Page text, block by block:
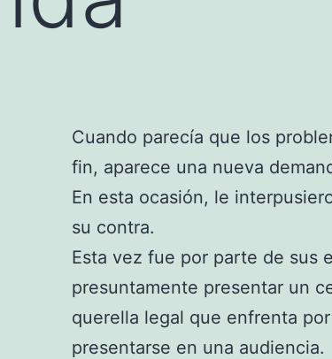
Cuando parecía que los
fin, aparece una nueva
En esta ocasión, le
su contra.
Esta vez fue por parte de sus
presuntamente presentar un
querella legal que enfrenta
presentarse en una audiencia.